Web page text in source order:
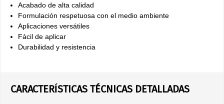
Acabado de alta calidad
Formulación respetuosa con el medio ambiente
Aplicaciones versátiles
Fácil de aplicar
Durabilidad y resistencia
CARACTERÍSTICAS TÉCNICAS DETALLADAS